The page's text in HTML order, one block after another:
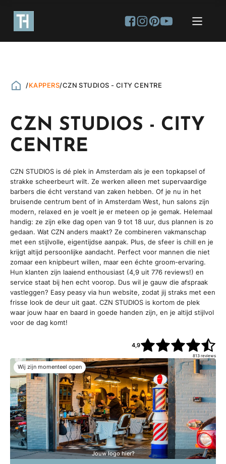
/KAPPERS/CZN STUDIOS - CITY CENTRE
Jouw logo hier?
Wij zijn momenteel open
CZN STUDIOS - CITY
CENTRE
CZN STUDIOS is dé plek in Amsterdam als je een topkapsel of
strakke scheerbeurt wilt. Ze werken alleen met supervaardige
barbers die écht verstand van zaken hebben. Of je nu in het
bruisende centrum bent of in Amsterdam West, hun salons zijn
modern, relaxed en je voelt je er meteen op je gemak. Helemaal
handig: ze zijn elke dag open van 9 tot 18 uur, dus plannen is zo
gedaan. Wat CZN anders maakt? Ze combineren vakmanschap
met een stijlvolle, eigentijdse aanpak. Plus, de sfeer is chill en je
krijgt altijd persoonlijke aandacht. Perfect voor mannen die niet
zomaar een knipbeurt willen, maar een échte groom-ervaring.
Hun klanten zijn laaiend enthousiast (4,9 uit 776 reviews!) en
service staat bij hen echt voorop. Dus wil je gauw die afspraak
vastleggen? Easy peasy via hun website, zodat jij straks met een
frisse look de deur uit gaat. CZN STUDIOS is kortom de plek
waar jouw haar en baard in goede handen zijn, en je altijd stijlvol
voor de dag komt!
4,9
813 reviews